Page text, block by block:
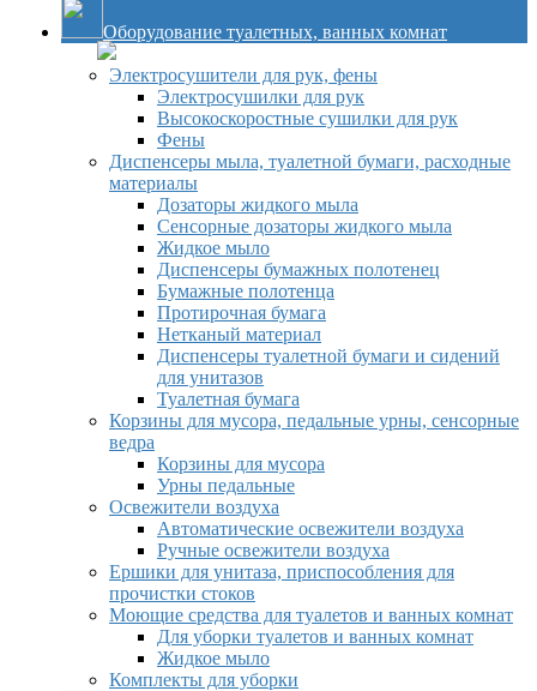
Оборудование туалетных, ванных комнат
Электросушители для рук, фены
Электросушилки для рук
Высокоскоростные сушилки для рук
Фены
Диспенсеры мыла, туалетной бумаги, расходные
материалы
Дозаторы жидкого мыла
Сенсорные дозаторы жидкого мыла
Жидкое мыло
Диспенсеры бумажных полотенец
Бумажные полотенца
Протирочная бумага
Нетканый материал
Диспенсеры туалетной бумаги и сидений
для унитазов
Туалетная бумага
Корзины для мусора, педальные урны, сенсорные
ведра
Корзины для мусора
Урны педальные
Освежители воздуха
Автоматические освежители воздуха
Ручные освежители воздуха
Ершики для унитаза, приспособления для
прочистки стоков
Моющие средства для туалетов и ванных комнат
Для уборки туалетов и ванных комнат
Жидкое мыло
Комплекты для уборки